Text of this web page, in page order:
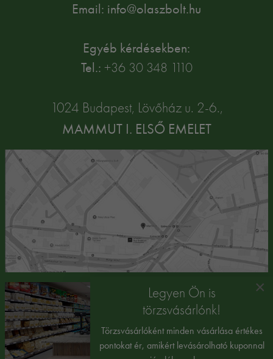
Email: info@olaszbolt.hu
Egyéb kérdésekben:
Tel.: +36 30 348 1110
1024 Budapest, Lövőház u. 2-6.,
MAMMUT I. ELSŐ EMELET
×
Legyen Ön is
törzsvásárlónk!
Törzsvásárlóként minden vásárlása értékes
pontokat ér, amikért levásárolható kuponnal